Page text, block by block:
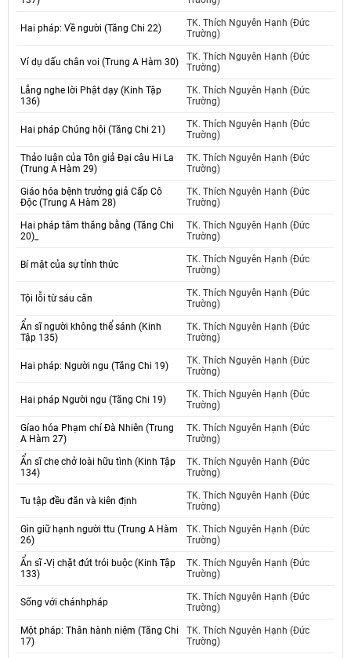
Hai pháp: Về người (Tăng Chi 22)
TK. Thích Nguyên Hạnh (Đức
Trường)
Ví dụ dấu chân voi (Trung A Hàm 30)
TK. Thích Nguyên Hạnh (Đức
Trường)
Lắng nghe lời Phật dạy (Kinh Tập
136)
TK. Thích Nguyên Hạnh (Đức
Trường)
Hai pháp Chúng hội (Tăng Chi 21)
TK. Thích Nguyên Hạnh (Đức
Trường)
Thảo luận của Tôn giả Đại câu Hi La
(Trung A Hàm 29)
TK. Thích Nguyên Hạnh (Đức
Trường)
Giáo hóa bệnh trưởng giả Cấp Cô
Độc (Trung A Hàm 28)
TK. Thích Nguyên Hạnh (Đức
Trường)
Hai pháp tâm thăng bằng (Tăng Chi
20)_
TK. Thích Nguyên Hạnh (Đức
Trường)
Bí mật của sự tỉnh thức
TK. Thích Nguyên Hạnh (Đức
Trường)
Tội lỗi từ sáu căn
TK. Thích Nguyên Hạnh (Đức
Trường)
Ẩn sĩ người không thể sánh (Kinh
Tập 135)
TK. Thích Nguyên Hạnh (Đức
Trường)
Hai pháp: Người ngu (Tăng Chi 19)
TK. Thích Nguyên Hạnh (Đức
Trường)
Hai pháp Người ngu (Tăng Chi 19)
TK. Thích Nguyên Hạnh (Đức
Trường)
Gíao hóa Phạm chí Đà Nhiên (Trung
A Hàm 27)
TK. Thích Nguyên Hạnh (Đức
Trường)
Ẩn sĩ che chở loài hữu tình (Kinh Tập
134)
TK. Thích Nguyên Hạnh (Đức
Trường)
Tu tập đều đăn và kiên định
TK. Thích Nguyên Hạnh (Đức
Trường)
Gìn giữ hạnh người ttu (Trung A Hàm
26)
TK. Thích Nguyên Hạnh (Đức
Trường)
Ẩn sĩ -Vị chặt đứt trói buộc (Kinh Tập
133)
TK. Thích Nguyên Hạnh (Đức
Trường)
Sống với chánhpháp
TK. Thích Nguyên Hạnh (Đức
Trường)
Một pháp: Thân hành niệm (Tăng Chi
17)
TK. Thích Nguyên Hạnh (Đức
Trường)